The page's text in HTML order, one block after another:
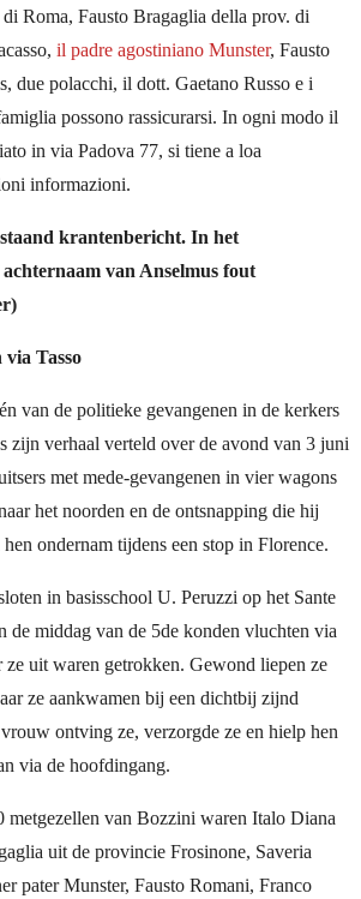
Roma, Fausto Bragaglia della prov. di
il padre agostiniano Munster, Fausto
due polacchi, il dott. Gaetano Russo e i
possono rassicurarsi. In ogni modo il
in via Padova 77, si tiene a loa
informazioni.
krantenbericht. In het
van Anselmus fout
Tasso
van de politieke gevangenen in de kerkers
zijn verhaal verteld over de avond van 3 juni
met mede-gevangenen in vier wagons
het noorden en de ontsnapping die hij
ondernam tijdens een stop in Florence.
in basisschool U. Peruzzi op het Sante
de middag van de 5de konden vluchten via
ze uit waren getrokken. Gewond liepen ze
ze aankwamen bij een dichtbij zijnd
ontving ze, verzorgde ze en hielp hen
via de hoofdingang.
metgezellen van Bozzini waren Italo Diana
uit de provincie Frosinone, Saveria
pater Munster, Fausto Romani, Franco